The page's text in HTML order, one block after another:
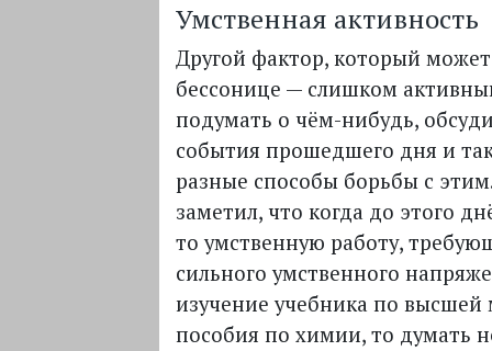
Умственная активность
Другой фактор, который
бессонице — слишком
подумать о чём-нибудь,
события прошедшего дня и
разные способы борьбы с
заметил, что когда до этого
то умственную работу,
сильного умственного
изучение учебника по высшей
пособия по химии, то думать